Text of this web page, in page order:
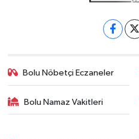
Bolu Nöbetçi Eczaneler
Bolu Namaz Vakitleri